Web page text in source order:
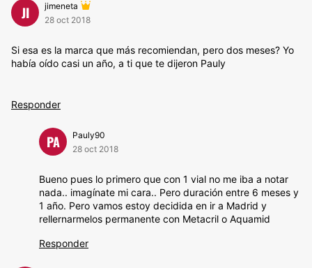
JI
jimeneta
28 oct 2018
Si esa es la marca que más recomiendan, pero dos meses? Yo
había oído casi un año, a ti que te dijeron Pauly
Responder
PA
Pauly90
28 oct 2018
Bueno pues lo primero que con 1 vial no me iba a notar
nada.. imagínate mi cara.. Pero duración entre 6 meses y
1 año. Pero vamos estoy decidida en ir a Madrid y
rellernarmelos permanente con Metacril o Aquamid
Responder